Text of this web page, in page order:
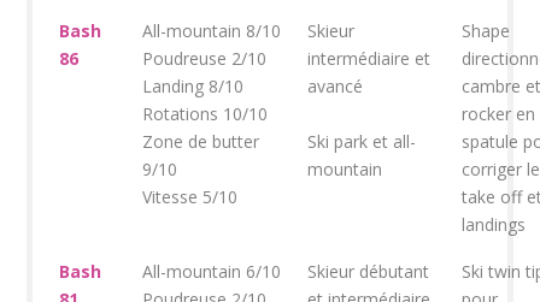
Bash
86
All-mountain 8/10
Poudreuse 2/10
Landing 8/10
Rotations 10/10
Zone de butter
9/10
Vitesse 5/10
Skieur
intermédiaire et
avancé
Ski park et all-
mountain
Shape
cambre
rocker en
spatule
corriger
take off
landings
Bash
All-mountain 6/10
Skieur débutant
Ski twin